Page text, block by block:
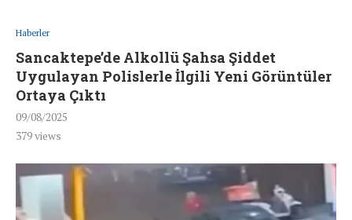
Haberler
Sancaktepe’de Alkollü Şahsa Şiddet
Uygulayan Polislerle İlgili Yeni Görüntüler
Ortaya Çıktı
09/08/2025
379views